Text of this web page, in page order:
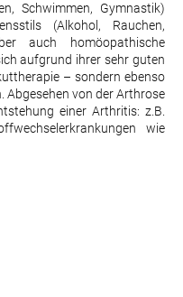
Schwimmen, Gymnastik)
(Alkohol, Rauchen,
auch homöopathische
aufgrund ihrer sehr guten
– sondern ebenso
Abgesehen von der Arthrose
einer Arthritis: z.B.
wie